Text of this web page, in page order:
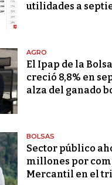
utilidades a
AGRO
El Ipap de la
creció 8,8% en
alza del ganado
BOLSAS
Sector público
millones por
Mercantil en el